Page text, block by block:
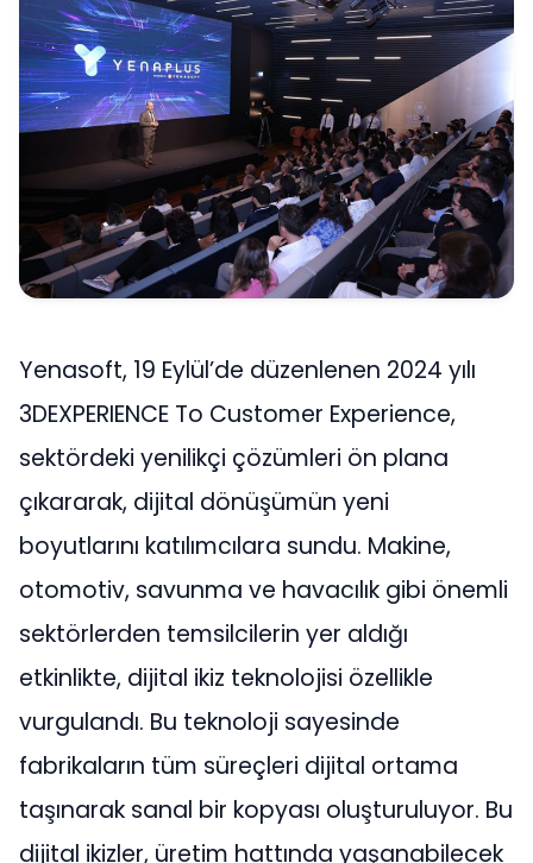
Yenasoft, 19 Eylül’de düzenlenen 2024 yılı
3DEXPERIENCE To Customer Experience,
sektördeki yenilikçi çözümleri ön plana
çıkararak, dijital dönüşümün yeni
boyutlarını katılımcılara sundu. Makine,
otomotiv, savunma ve havacılık gibi önemli
sektörlerden temsilcilerin yer aldığı
etkinlikte, dijital ikiz teknolojisi özellikle
vurgulandı. Bu teknoloji sayesinde
fabrikaların tüm süreçleri dijital ortama
taşınarak sanal bir kopyası oluşturuluyor. Bu
dijital ikizler, üretim hattında yaşanabilecek